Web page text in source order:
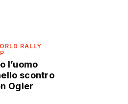
RALLY
l’uomo
scontro
Ogier